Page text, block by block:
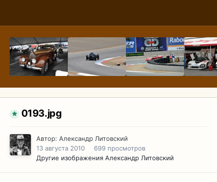
0193.jpg
Автор: Александр Литовский
13 августа 2010
699 просмотров
Другие изображения Александр Литовский